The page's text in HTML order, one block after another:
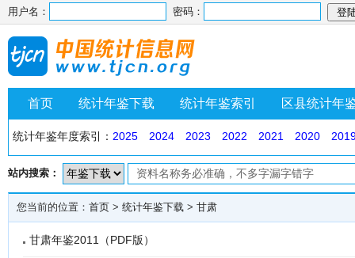
用户名： 密码：
首页 统计年鉴下载 统计年鉴索引 区县统计年
统计年鉴年度索引： 2025 2024 2023 2022 2021 2020
站内搜索：
您当前的位置： 首页 > 统计年鉴下载 > 甘肃
甘肃年鉴2011（PDF版）